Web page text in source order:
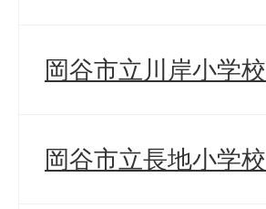
岡谷市立川岸小学校
岡谷市立長地小学校